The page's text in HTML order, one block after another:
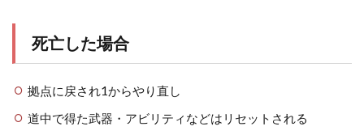
死亡した場合
拠点に戻され1からやり直し
道中で得た武器・アビリティなどはリセットされる